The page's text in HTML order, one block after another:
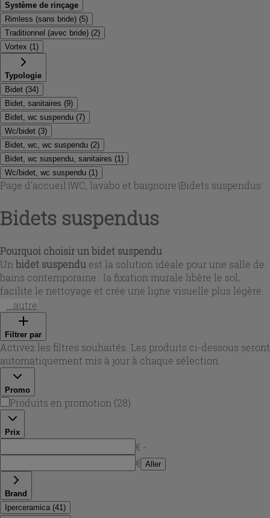
Système de rinçage
Rimless (sans bride) (5)
Traditionnel (avec bride) (2)
Vortex (1)
Typologie
Bidet (34)
Bidet, sanitaires (9)
Bidet, wc suspendu (7)
Wc/bidet (3)
Bidet, wc, wc suspendu (2)
Bidet, wc suspendu, sanitaires (1)
Wc/bidet, wc suspendu (1)
Page d'accueil \WC, lavabo et baignoire\Bidets suspendus
Bidets suspendus
Pourquoi choisir unbidet suspendu
Un bidet suspendu est la solution idéale pour une salle de
bains contemporaine : la fixation murale libère le sol,
facilite le nettoyage et crée une ligne visuelle plus légère.
Dans la sélection
des modèles en céramique sanitaire, pensés pour un usage
quotidien, avec des formes arrondies ou plus géométriques
selon le style recherché. Iperceramica propose des options
adaptées aussi bien aux projets neufs qu’aux rénovations,
avec des versions compactes pour optimiser chaque
...autre
Filtrer par
Activez les filtres souhaités. Les produits ci-dessous seront
automatiquement mis à jour à chaque sélection.
Promo
Produits en promotion (28)
Prix
€ -
€ Aller
Brand
Iperceramica (41 )